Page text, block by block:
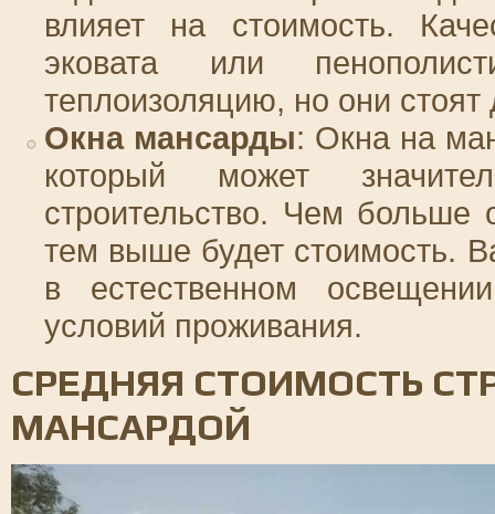
влияет на стоимость.
эковата или
теплоизоляцию, но они
Окна мансарды: Окна на
который может
строительство. Чем больше
тем выше будет стоимость.
в естественном
условий проживания.
СРЕДНЯЯ СТОИМОСТЬ
МАНСАРДОЙ